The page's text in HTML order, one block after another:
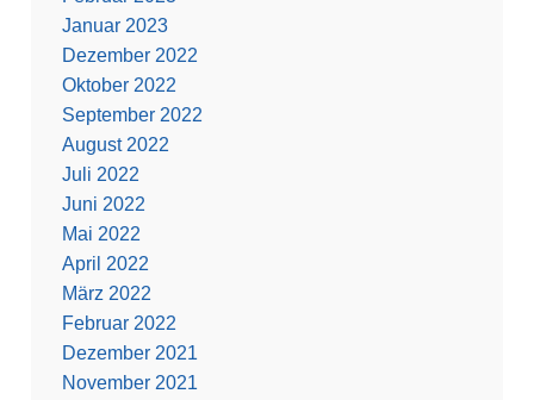
Januar 2023
Dezember 2022
Oktober 2022
September 2022
August 2022
Juli 2022
Juni 2022
Mai 2022
April 2022
März 2022
Februar 2022
Dezember 2021
November 2021